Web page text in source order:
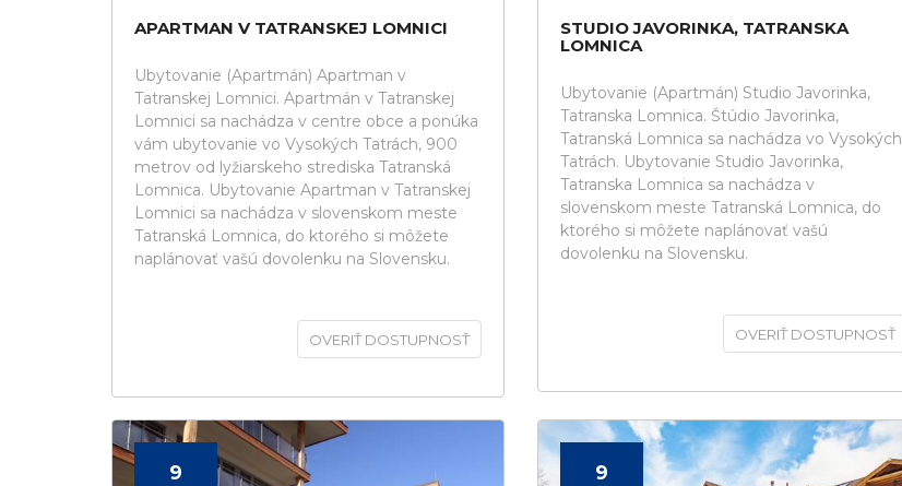
APARTMAN V TATRANSKEJ LOMNICI
Ubytovanie (Apartmán) Apartman v
Tatranskej Lomnici. Apartmán v Tatranskej
Lomnici sa nachádza v centre obce a ponúka
vám ubytovanie vo Vysokých Tatrách, 900
metrov od lyžiarskeho strediska Tatranská
Lomnica. Ubytovanie Apartman v Tatranskej
Lomnici sa nachádza v slovenskom meste
Tatranská Lomnica, do ktorého si môžete
naplánovať vašú dovolenku na Slovensku.
OVERIŤ DOSTUPNOSŤ
STUDIO JAVORINKA, TATRANSKA
LOMNICA
Ubytovanie (Apartmán) Studio Javorinka,
Tatranska Lomnica. Štúdio Javorinka,
Tatranská Lomnica sa nachádza vo Vysokých
Tatrách. Ubytovanie Studio Javorinka,
Tatranska Lomnica sa nachádza v
slovenskom meste Tatranská Lomnica, do
ktorého si môžete naplánovať vašú
dovolenku na Slovensku.
OVERIŤ DOSTUPNOSŤ
9 9